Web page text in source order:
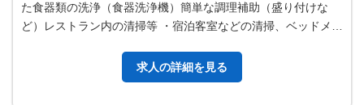
た食器類の洗浄（食器洗浄機）簡単な調理補助（盛り付けな
ど）レストラン内の清掃等 ・宿泊客室などの清掃、ベッドメイ
求人の詳細を見る